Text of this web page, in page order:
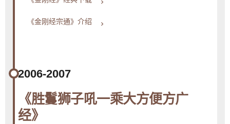
keyboard_arrow_right
《金刚经宗通》介绍 keyboard_arrow_right
2006-2007
《胜鬘狮子吼一乘大方便方广
经》